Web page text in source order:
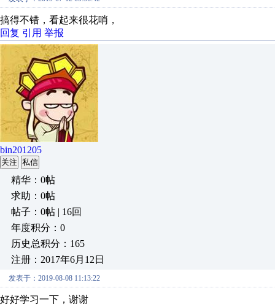
搞得不错，看起来很花哨，
回复 引用 举报
bin201205
关注 私信
精华：0帖
求助：0帖
帖子：0帖 | 16回
年度积分：0
历史总积分：165
注册：2017年6月12日
发表于：2019-08-08 11:13:22
好好学习一下，谢谢